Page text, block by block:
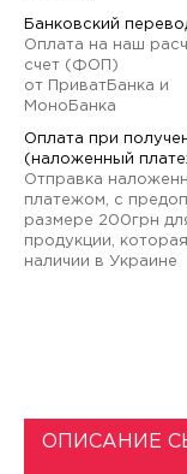
Банковский
Оплата на наш
счет (ФОП)
от ПриватБанка и
МоноБанка
Оплата при
(наложенный
Отправка
платежом, с
размере 200грн
продукции,
наличии в Украине
ОПИСАНИЕ